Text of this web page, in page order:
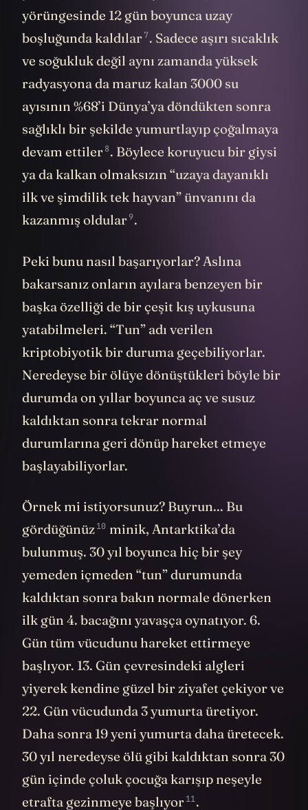
yörüngesinde 12 gün boyunca uzay
boşluğunda kaldılar7. Sadece aşırı sıcaklık
ve soğukluk değil aynı zamanda yüksek
radyasyona da maruz kalan 3000 su
ayısının %68’i Dünya’ya döndükten sonra
sağlıklı bir şekilde yumurtlayıp çoğalmaya
devam ettiler8. Böylece koruyucu bir giysi
ya da kalkan olmaksızın “uzaya dayanıklı
ilk ve şimdilik tek hayvan” ünvanını da
kazanmış oldular9.
Peki bunu nasıl başarıyorlar? Aslına
bakarsanız onların ayılara benzeyen bir
başka özelliği de bir çeşit kış uykusuna
yatabilmeleri. “Tun” adı verilen
kriptobiyotik bir duruma geçebiliyorlar.
Neredeyse bir ölüye dönüştükleri böyle bir
durumda on yıllar boyunca aç ve susuz
kaldıktan sonra tekrar normal
durumlarına geri dönüp hareket etmeye
başlayabiliyorlar.
Örnek mi istiyorsunuz? Buyrun... Bu
gördüğünüz10 minik, Antarktika’da
bulunmuş. 30 yıl boyunca hiç bir şey
yemeden içmeden “tun” durumunda
kaldıktan sonra bakın normale dönerken
ilk gün 4. bacağını yavaşça oynatıyor. 6.
Gün tüm vücudunu hareket ettirmeye
başlıyor. 13. Gün çevresindeki algleri
yiyerek kendine güzel bir ziyafet çekiyor ve
22. Gün vücudunda 3 yumurta üretiyor.
Daha sonra 19 yeni yumurta daha üretecek.
30 yıl neredeyse ölü gibi kaldıktan sonra 30
gün içinde çoluk çocuğa karışıp neşeyle
etrafta gezinmeye başlıyor11.